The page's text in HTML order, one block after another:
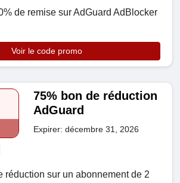
de remise sur AdGuard AdBlocker
Voir le code promo
75% bon de réduction
AdGuard
Expirer: décembre 31, 2026
réduction sur un abonnement de 2